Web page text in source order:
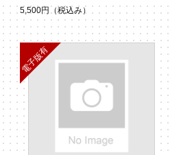
4）
5,500円 （税込み）